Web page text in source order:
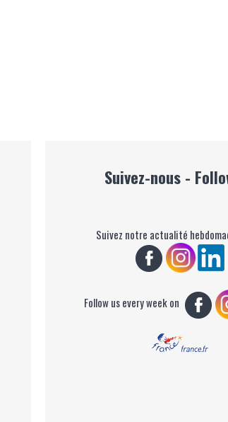
Suivez-nous -
Suivez notre actualité
Follow us every week on